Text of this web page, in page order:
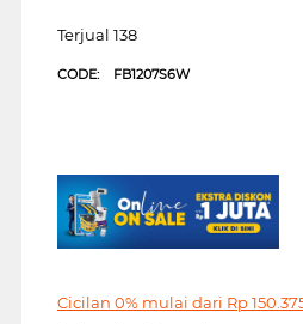
Terjual 138
CODE: FB1207S6W
Cicilan 0% mulai dari Rp